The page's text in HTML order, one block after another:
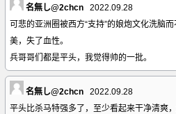
名無し@2chcn
2022.09.28
可悲的亚洲圈被西方“支持”的娘炮文化洗脑
美，失了血性。
兵哥哥们都是平头，我觉得帅的一批。
名無し@2chcn
2022.09.28
平头比杀马特强多了，至少看起来干净清爽